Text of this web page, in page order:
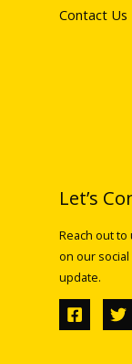
Contact Us
Let’s
Reach out to
on our
update.